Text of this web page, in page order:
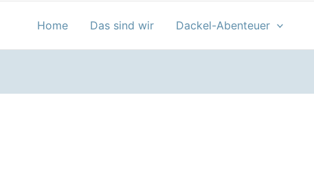
Home Das sind wir Dackel-Abenteuer